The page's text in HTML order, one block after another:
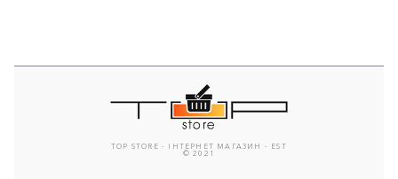
TOP STORE - ІНТЕРНЕТ МАГАЗИН - EST
© 2021